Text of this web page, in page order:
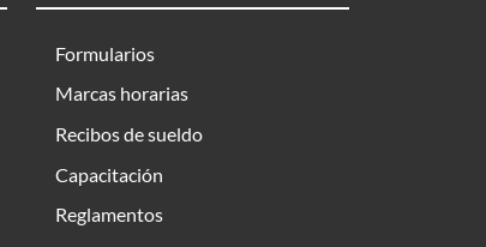
Formularios
Marcas horarias
Recibos de sueldo
Capacitación
Reglamentos